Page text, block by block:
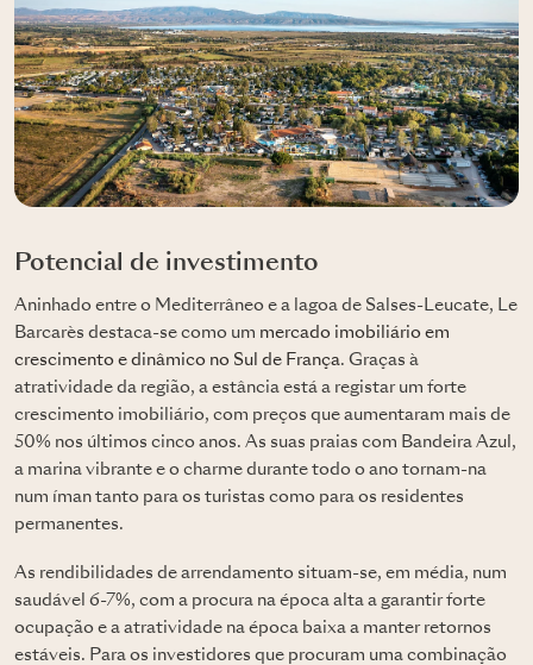
Potencial de investimento
Aninhado entre o Mediterrâneo e a lagoa de Salses-Leucate, Le
Barcarès destaca-se como um mercado imobiliário em
crescimento e dinâmico no Sul de França. Graças à
atratividade da região, a estância está a registar um forte
crescimento imobiliário, com preços que aumentaram mais de
50% nos últimos cinco anos. As suas praias com Bandeira Azul,
a marina vibrante e o charme durante todo o ano tornam-na
num íman tanto para os turistas como para os residentes
permanentes.
As rendibilidades de arrendamento situam-se, em média, num
saudável 6-7%, com a procura na época alta a garantir forte
ocupação e a atratividade na época baixa a manter retornos
estáveis. Para os investidores que procuram uma combinação